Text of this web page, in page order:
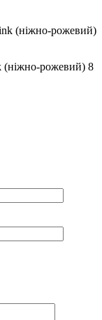
(ніжно-рожевий) 8